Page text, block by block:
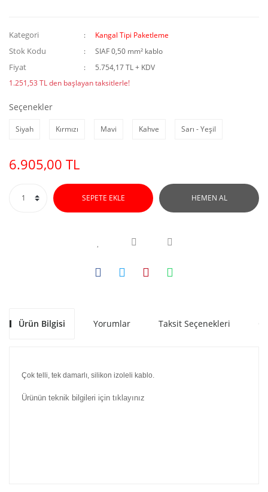
Kategori Kangal Tipi Paketleme
Stok Kodu SIAF 0,50 mm² kablo
Fiyat
5.754,17 TL + KDV
1.251,53 TL den başlayan taksitlerle!
Seçenekler
Siyah Kırmızı Mavi Kahve Sarı - Yeşil
6.905,00 TL
SEPETE EKLE HEMEN AL
Ürün Bilgisi Yorumlar Taksit Seçenekleri
Çok telli, tek damarlı, silikon izoleli kablo.
Ürünün teknik bilgileri için tıklayınız